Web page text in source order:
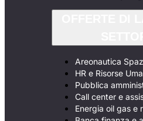
Areonautica
HR e Risorse
Pubblica
Call center e
Energia oil gas e